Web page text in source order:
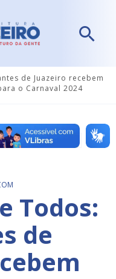
de Juazeiro recebem
o Carnaval 2024
Urbano
Todos:
de